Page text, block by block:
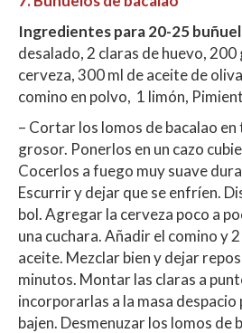
Ingredientes para 20-25
desalado, 2 claras de huevo, 200
cerveza, 300 ml de aceite de
comino en polvo, 1 limón,
– Cortar los lomos de bacalao en
grosor. Ponerlos en un cazo
Cocerlos a fuego muy suave
Escurrir y dejar que se enfríen.
bol. Agregar la cerveza poco a
una cuchara. Añadir el comino y
aceite. Mezclar bien y dejar
minutos. Montar las claras a
incorporarlas a la masa despacio
bajen. Desmenuzar los lomos de